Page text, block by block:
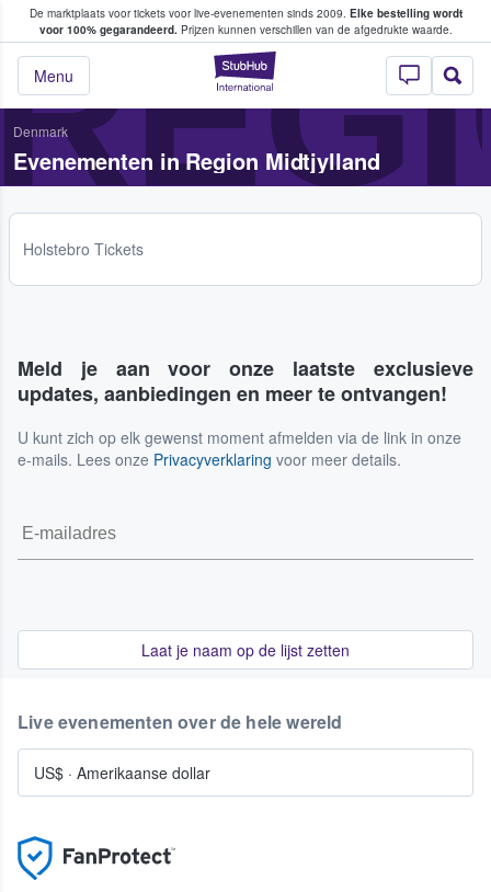
De marktplaats voor tickets voor live-evenementen sinds 2009. Elke bestelling wordt
voor 100% gegarandeerd.Prijzen kunnen verschillen van de afgedrukte waarde.
StubHub: waar
Menu
tickets kopen en verkopen
Denmark
Evenementen in Region Midtjylland
Holstebro Tickets
Meld je aan voor onze laatste exclusieve
updates, aanbiedingen en meer te ontvangen!
U kunt zich op elk gewenst moment afmelden via de link in onze
e-mails. Lees onze Privacyverklaring voor meer details.
Laat je naam op de lijst zetten
Live evenementen over de hele wereld
US$ · Amerikaanse dollar